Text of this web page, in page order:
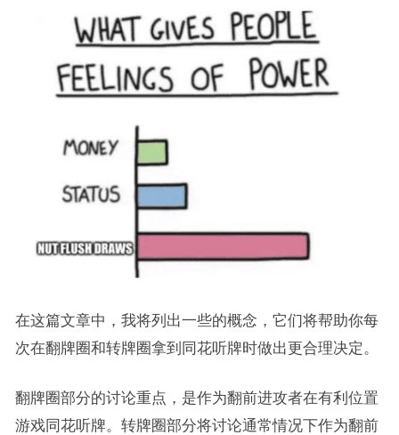
在这篇文章中，我将列出一些的概念，它们将帮助你每
次在翻牌圈和转牌圈拿到同花听牌时做出更合理决定。
翻牌圈部分的讨论重点，是作为翻前进攻者在有利位置
游戏同花听牌。转牌圈部分将讨论通常情况下作为翻前